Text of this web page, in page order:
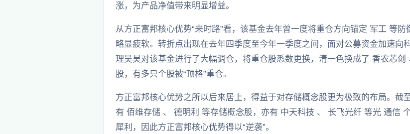
涨，为产品净值带来明显增益。
从方正富邦核心优势“来时路”看，该基金去年曾一度将重仓方向锚定 军工 等
略显疲软。转折点出现在去年四季度至今年一季度之间，面对公募资金加速向
理吴昊对该基金进行了大幅调仓，将重仓股悉数更换，清一色换成了 香农芯
股，有多只个股被“顶格”重仓。
方正富邦核心优势之所以后来居上，得益于对存储概念股更为极致的布局。截
有 佰维存储 、 德明利 等存储概念股，亦有 中天科技 、 长飞光纤 等光 通信
犀利，因此方正富邦核心优势得以“逆袭”。